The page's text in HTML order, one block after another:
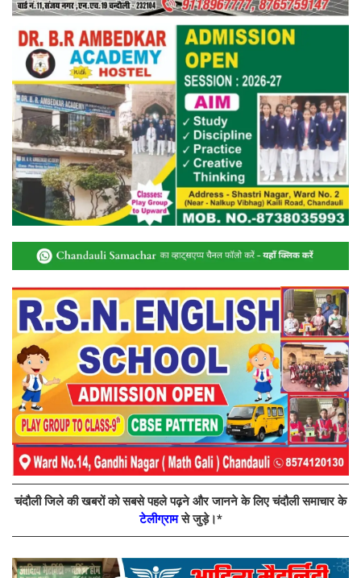
चंदौली जिले की खबरों को सबसे पहले पढ़ने और जानने के लिए चंदौली समाचार के
टेलीग्रामसे जुड़े।*